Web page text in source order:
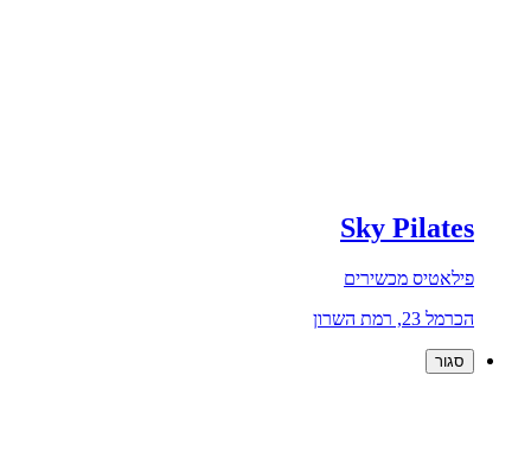
Sky Pilates
פילאטיס מכשירים
הכרמל 23, רמת השרון
סגור